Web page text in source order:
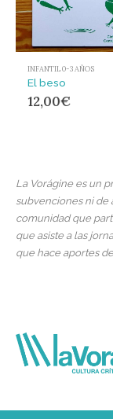
INFANTIL 0-3 AÑOS
El beso
12,00€
La Vorágine es un
subvenciones ni de
comunidad que
que asiste a las
que hace aportes